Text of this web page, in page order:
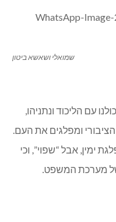
שמואלי ושאשא ביטון
עם הליכוד ונתניהו,
ומפלגים את העם.
ימין, אבל “שפוי”, וכי
מערכת המשפט.